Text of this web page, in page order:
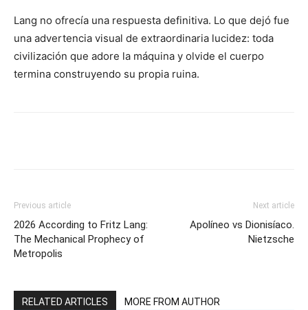
Lang no ofrecía una respuesta definitiva. Lo que dejó fue
una advertencia visual de extraordinaria lucidez: toda
civilización que adore la máquina y olvide el cuerpo
termina construyendo su propia ruina.
Previous article
2026 According to Fritz Lang:
The Mechanical Prophecy of
Metropolis
Next article
Apolíneo vs Dionisíaco.
Nietzsche
RELATED ARTICLES MORE FROM AUTHOR